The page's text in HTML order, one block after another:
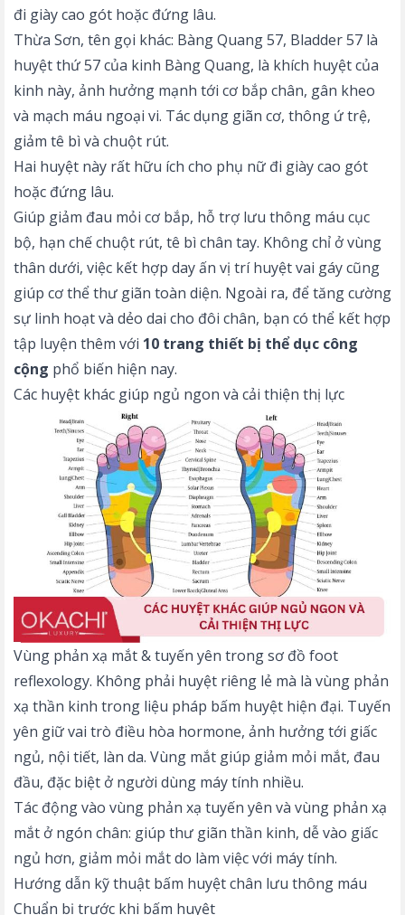
đi giày cao gót hoặc đứng lâu.
Thừa Sơn, tên gọi khác: Bàng Quang 57, Bladder 57 là
huyệt thứ 57 của kinh Bàng Quang, là khích huyệt của
kinh này, ảnh hưởng mạnh tới cơ bắp chân, gân kheo
và mạch máu ngoại vi. Tác dụng giãn cơ, thông ứ trệ,
giảm tê bì và chuột rút.
Hai huyệt này rất hữu ích cho phụ nữ đi giày cao gót
hoặc đứng lâu.
Giúp giảm đau mỏi cơ bắp, hỗ trợ lưu thông máu cục
bộ, hạn chế chuột rút, tê bì chân tay. Không chỉ ở vùng
thân dưới, việc kết hợp day ấn vị trí huyệt vai gáycũng
giúp cơ thể thư giãn toàn diện. Ngoài ra, để tăng cường
sự linh hoạt và dẻo dai cho đôi chân, bạn có thể kết hợp
tập luyện thêm với 10 trang thiết bị thể dục công
cộng phổ biến hiện nay.
Các huyệt khác giúp ngủ ngon và cải thiện thị lực
Vùng phản xạ mắt & tuyến yên trong sơ đồ foot
reflexology. Không phải huyệt riêng lẻ mà là vùng phản
xạ thần kinh trong liệu pháp bấm huyệt hiện đại. Tuyến
yên giữ vai trò điều hòa hormone, ảnh hưởng tới giấc
ngủ, nội tiết, làn da. Vùng mắt giúp giảm mỏi mắt, đau
đầu, đặc biệt ở người dùng máy tính nhiều.
Tác động vào vùng phản xạ tuyến yên và vùng phản xạ
mắt ở ngón chân: giúp thư giãn thần kinh, dễ vào giấc
ngủ hơn, giảm mỏi mắt do làm việc với máy tính.
Hướng dẫn kỹ thuật bấm huyệt chân lưu thông máu
Chuẩn bị trước khi bấm huyệt